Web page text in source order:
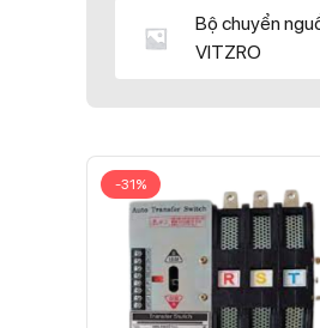
Bộ chuyển
VITZRO
-31%